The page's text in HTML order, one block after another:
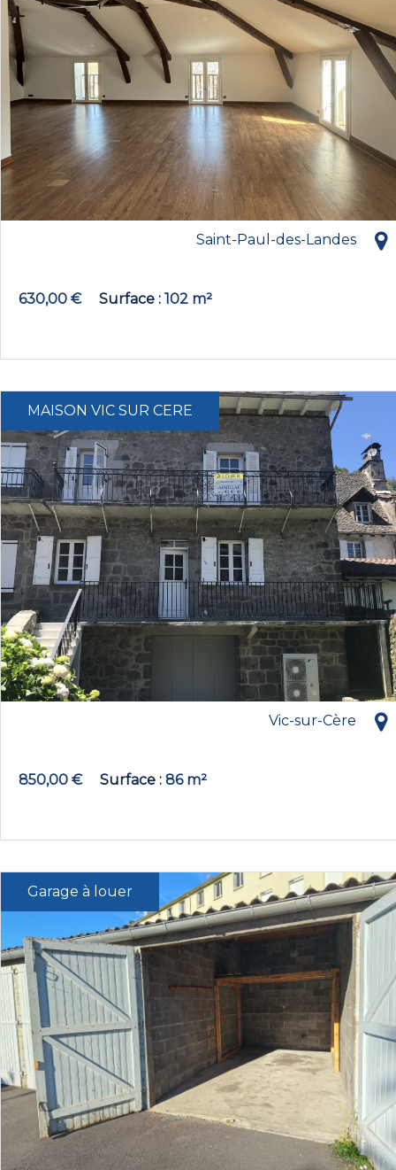
Saint-Paul-des-Landes
630,00 € Surface 102 m²
MAISON VIC SUR CERE
Vic-sur-Cère
850,00 € Surface 86 m²
Garage à louer